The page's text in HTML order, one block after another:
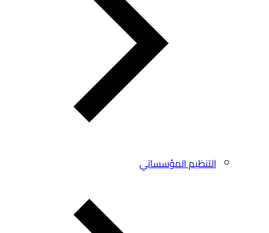
التنظيم المؤسساتي